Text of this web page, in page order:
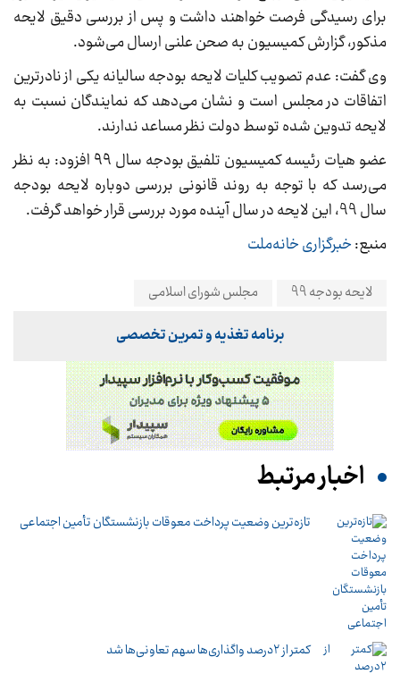
برای رسیدگی فرصت خواهند داشت و پس از بررسی دقیق لایحه
مذکور، گزارش کمیسیون به صحن علنی ارسال می‌شود.
وی گفت: عدم تصویب کلیات لایحه بودجه سالیانه یکی از نادرترین
اتفاقات در مجلس است و نشان می‌دهد که نمایندگان نسبت به
لایحه تدوین شده توسط دولت نظر مساعد ندارند.
عضو هیات رئیسه کمیسیون تلفیق بودجه سال ۹۹ افزود: به نظر
می‌رسد که با توجه به روند قانونی بررسی دوباره لایحه بودجه
سال 99، این لایحه در سال آینده مورد بررسی قرار خواهد گرفت.
منبع:خبرگزاری خانه‌ملت
لایحه بودجه 99 مجلس شورای اسلامی
برنامه تغذیه و تمرین تخصصی
اخبار مرتبط
تازه‌ترین وضعیت پرداخت معوقات بازنشستگان تأمین اجتماعی
کمتر از ۲درصد واگذاری‌ها سهم تعاونی‌ها شد